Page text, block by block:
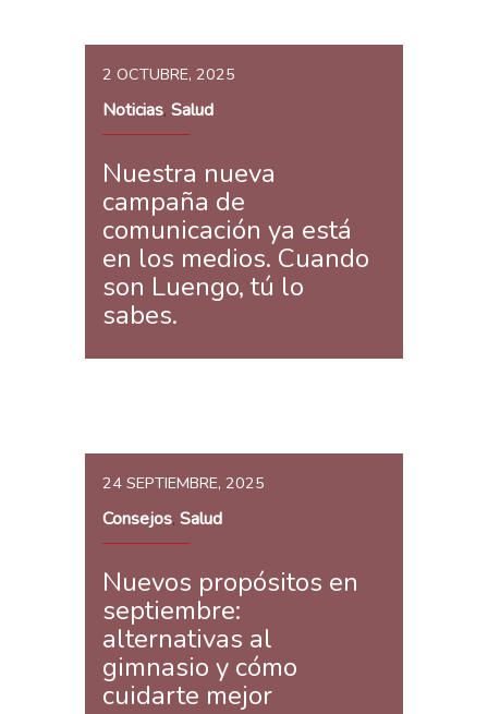
2 OCTUBRE, 2025
Noticias,Salud
Nuestra nueva
campaña de
comunicación ya está
en los medios. Cuando
son Luengo, tú lo
sabes.
24 SEPTIEMBRE, 2025
Consejos,Salud
Nuevos propósitos en
septiembre:
alternativas al
gimnasio y cómo
cuidarte mejor